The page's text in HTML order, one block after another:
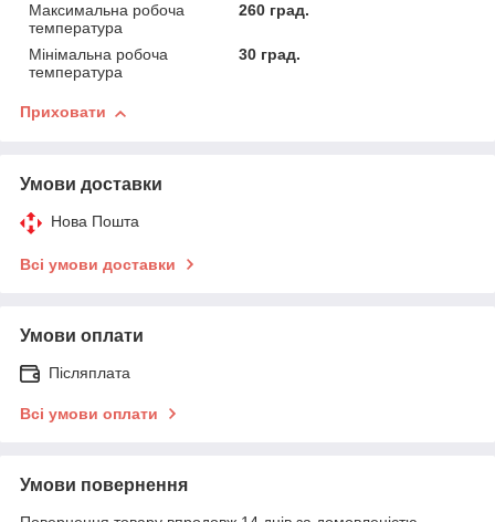
Максимальна робоча
температура
260 град.
Мінімальна робоча
температура
30 град.
Приховати
Умови доставки
Нова Пошта
Всі умови доставки
Умови оплати
Післяплата
Всі умови оплати
Умови повернення